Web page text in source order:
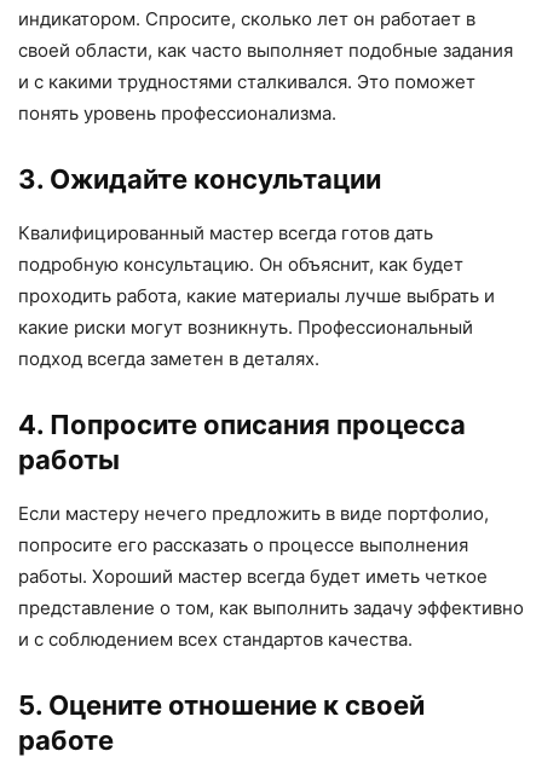
индикатором. Спросите, сколько лет он работает в
своей области, как часто выполняет подобные задания
и с какими трудностями сталкивался. Это поможет
понять уровень профессионализма.
3. Ожидайте консультации
Квалифицированный мастер всегда готов дать
подробную консультацию. Он объяснит, как будет
проходить работа, какие материалы лучше выбрать и
какие риски могут возникнуть. Профессиональный
подход всегда заметен в деталях.
4. Попросите описания процесса
работы
Если мастеру нечего предложить в виде портфолио,
попросите его рассказать о процессе выполнения
работы. Хороший мастер всегда будет иметь четкое
представление о том, как выполнить задачу эффективно
и с соблюдением всех стандартов качества.
5. Оцените отношение к своей
работе